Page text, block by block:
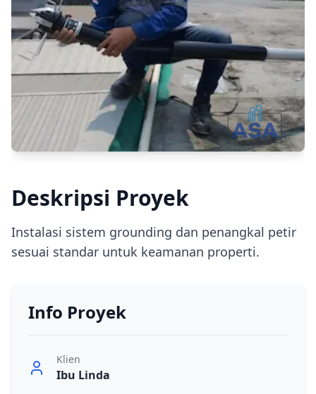
Deskripsi Proyek
Instalasi sistem grounding dan penangkal petir
sesuai standar untuk keamanan properti.
Info Proyek
Klien
Ibu Linda